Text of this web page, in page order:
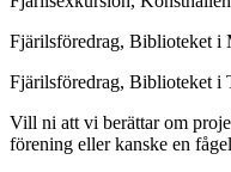
Fjärilsföredrag, Biblioteket i
Fjärilsföredrag, Biblioteket i
Vill ni att vi berättar om
förening eller kanske en